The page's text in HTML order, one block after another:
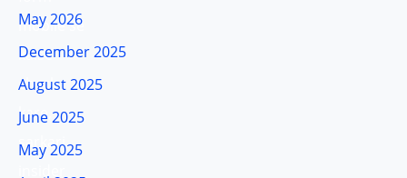
May 2026
December 2025
August 2025
June 2025
May 2025